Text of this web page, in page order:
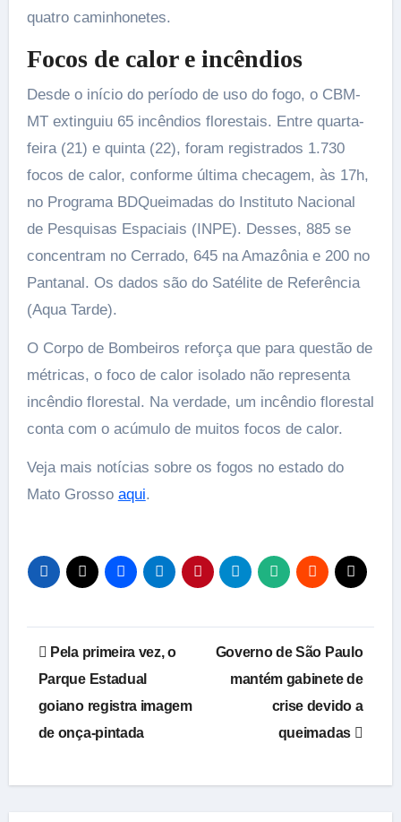
quatro caminhonetes.
Focos de calor e incêndios
Desde o início do período de uso do fogo, o CBM-
MT extinguiu 65 incêndios florestais. Entre quarta-
feira (21) e quinta (22), foram registrados 1.730
focos de calor, conforme última checagem, às 17h,
no Programa BDQueimadas do Instituto Nacional
de Pesquisas Espaciais (INPE). Desses, 885 se
concentram no Cerrado, 645 na Amazônia e 200 no
Pantanal. Os dados são do Satélite de Referência
(Aqua Tarde).
O Corpo de Bombeiros reforça que para questão de
métricas, o foco de calor isolado não representa
incêndio florestal. Na verdade, um incêndio florestal
conta com o acúmulo de muitos focos de calor.
Veja mais notícias sobre os fogos no estado do
Mato Grosso aqui.
Navegação
de
Post
Pela primeira vez, o
Parque Estadual
goiano registra imagem
de onça-pintada
Governo de São Paulo
mantém gabinete de
crise devido a
queimadas